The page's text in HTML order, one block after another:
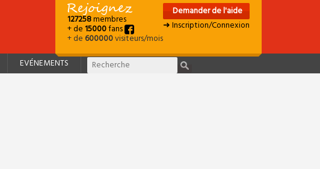
127258membres
+ de15000fans
+ de600000visiteurs/mois
Demander de l'aide
➜ Inscription/Connexion
EVÉNEMENTS